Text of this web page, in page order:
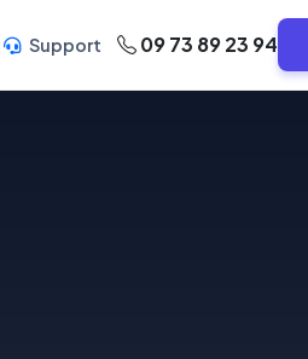
Support 09 73 89 23 94